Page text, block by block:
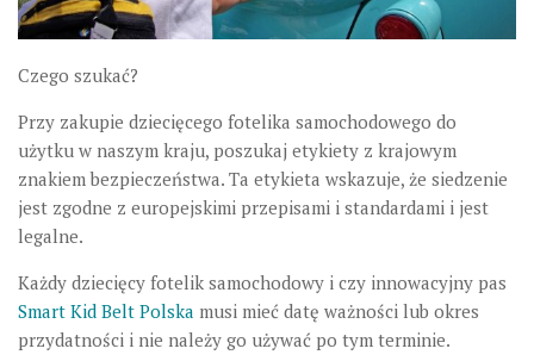
Czego szukać?
Przy zakupie dziecięcego fotelika samochodowego do
użytku w naszym kraju, poszukaj etykiety z krajowym
znakiem bezpieczeństwa. Ta etykieta wskazuje, że siedzenie
jest zgodne z europejskimi przepisami i standardami i jest
legalne.
Każdy dziecięcy fotelik samochodowy i czy innowacyjny pas
Smart Kid Belt Polska musi mieć datę ważności lub okres
przydatności i nie należy go używać po tym terminie.